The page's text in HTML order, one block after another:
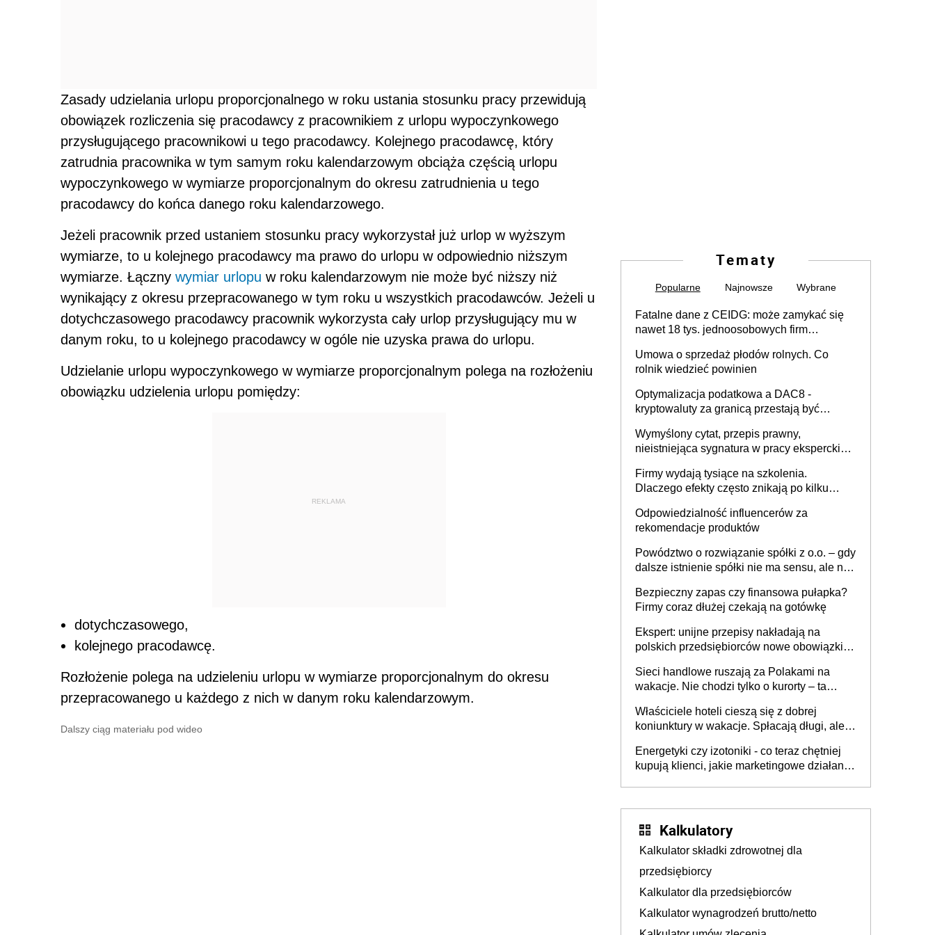
Zasady udzielania urlopu proporcjonalnego w roku ustania stosunku pracy przewidują
obowiązek rozliczenia się pracodawcy z pracownikiem z urlopu wypoczynkowego
przysługującego pracownikowi u tego pracodawcy. Kolejnego pracodawcę, który
zatrudnia pracownika w tym samym roku kalendarzowym obciąża częścią urlopu
wypoczynkowego w wymiarze proporcjonalnym do okresu zatrudnienia u tego
pracodawcy do końca danego roku kalendarzowego.
Jeżeli pracownik przed ustaniem stosunku pracy wykorzystał już urlop w wyższym
wymiarze, to u kolejnego pracodawcy ma prawo do urlopu w odpowiednio niższym
wymiarze. Łączny wymiar urlopu w roku kalendarzowym nie może być niższy niż
wynikający z okresu przepracowanego w tym roku u wszystkich pracodawców. Jeżeli u
dotychczasowego pracodawcy pracownik wykorzysta cały urlop przysługujący mu w
danym roku, to u kolejnego pracodawcy w ogóle nie uzyska prawa do urlopu.
Udzielanie urlopu wypoczynkowego w wymiarze proporcjonalnym polega na rozłożeniu
obowiązku udzielenia urlopu pomiędzy:
REKLAMA
dotychczasowego,
kolejnego pracodawcę.
Rozłożenie polega na udzieleniu urlopu w wymiarze proporcjonalnym do okresu
przepracowanego u każdego z nich w danym roku kalendarzowym.
Dalszy ciąg materiału pod wideo
Tematy
Popularne Najnowsze Wybrane
Fatalne dane z CEIDG: może zamykać się
nawet 18 tys. jednoosobowych firm
Umowa o sprzedaż płodów rolnych. Co
rolnik wiedzieć powinien
Optymalizacja podatkowa a DAC8 -
kryptowaluty za granicą przestają być
Wymyślony cytat, przepis prawny,
nieistniejąca sygnatura w pracy eksperckiej -
firmie
Firmy wydają tysiące na szkolenia.
Dlaczego efekty często znikają po kilku
Odpowiedzialność influencerów za
rekomendacje produktów
Powództwo o rozwiązanie spółki z o.o. – gdy
dalsze istnienie spółki nie ma sensu, ale nie
Bezpieczny zapas czy finansowa pułapka?
Firmy coraz dłużej czekają na gotówkę
Ekspert: unijne przepisy nakładają na
polskich przedsiębiorców nowe obowiązki w
Sieci handlowe ruszają za Polakami na
wakacje. Nie chodzi tylko o kurorty – ta
tam, gdzie wielu spędzi urlop po cichu
Właściciele hoteli cieszą się z dobrej
koniunktury w wakacje. Spłacają długi, ale
Energetyki czy izotoniki - co teraz chętniej
kupują klienci, jakie marketingowe działania
Kalkulatory
Kalkulator składki zdrowotnej dla
przedsiębiorcy
Kalkulator dla przedsiębiorców
Kalkulator wynagrodzeń brutto/netto